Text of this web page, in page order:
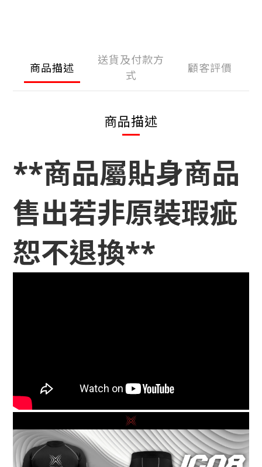
商品描述
送貨及付款方
式
顧客評價
商品描述
**商品屬貼身商品
售出若非原裝瑕疵
恕不退換**